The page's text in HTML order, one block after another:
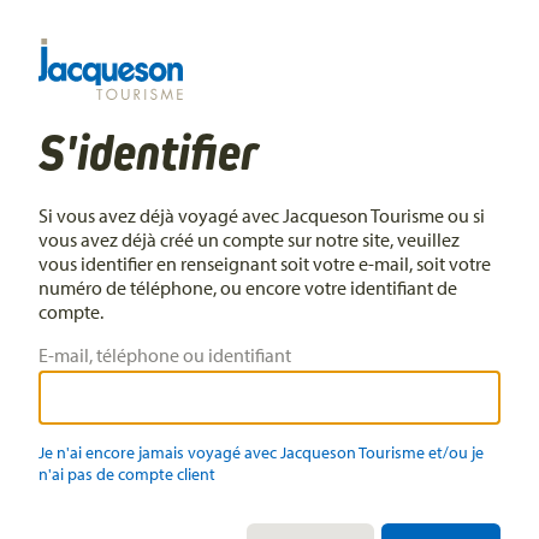
S'identifier
Si vous avez déjà voyagé avec Jacqueson Tourisme ou si
vous avez déjà créé un compte sur notre site, veuillez
vous identifier en renseignant soit votre e-mail, soit votre
numéro de téléphone, ou encore votre identifiant de
compte.
E-mail, téléphone ou identifiant
Je n'ai encore jamais voyagé avec Jacqueson Tourisme et/ou je
n'ai pas de compte client